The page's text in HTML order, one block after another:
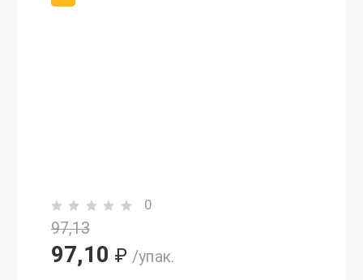
0
97,13
97,10 ₽ /упак.